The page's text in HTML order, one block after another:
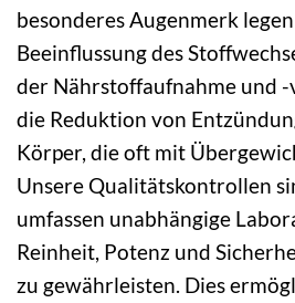
besonderes Augenmerk
Beeinflussung des
der Nährstoffaufnahme und
die Reduktion von
Körper, die oft mit
Unsere Qualitätskontrollen
umfassen unabhängige
Reinheit, Potenz und
zu gewährleisten. Dies